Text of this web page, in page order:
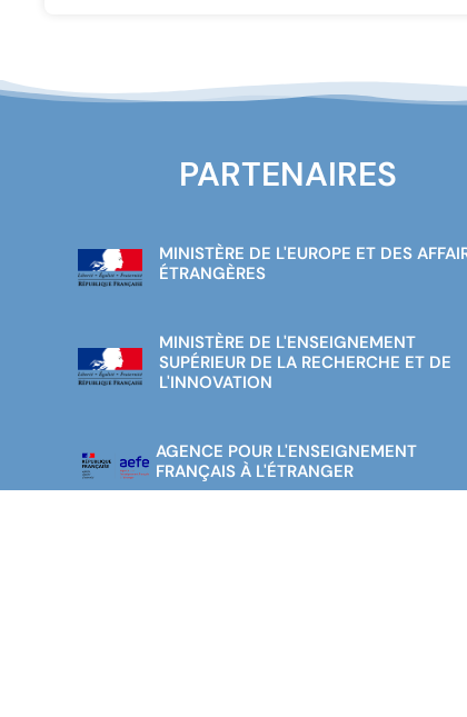
PARTENAIRES
MINISTÈRE DE L'EUROPE ET DES
ÉTRANGÈRES
MINISTÈRE DE L'ENSEIGNEMENT
SUPÉRIEUR DE LA RECHERCHE ET DE
L'INNOVATION
AGENCE POUR L'ENSEIGNEMENT
FRANÇAIS À L'ÉTRANGER